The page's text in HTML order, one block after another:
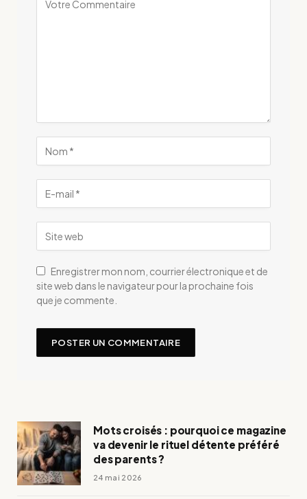
Enregistrer mon nom, courrier électronique et de
site web dans le navigateur pour la prochaine fois
que je commente.
Mots croisés : pourquoi ce magazine
va devenir le rituel détente préféré
des parents ?
24 mai 2026